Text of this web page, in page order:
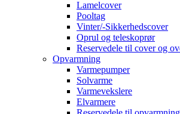
Lamelcover
Pooltag
Vinter/-Sikkerhedscover
Oprul og teleskoprør
Reservedele til cover og
Opvarmning
Varmepumper
Solvarme
Varmevekslere
Elvarmere